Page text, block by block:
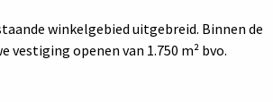
winkelgebied uitgebreid. Binnen de
openen van 1.750 m² bvo.